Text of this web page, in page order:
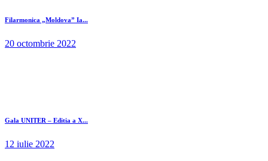
Filarmonica „Moldova” Ia...
20 octombrie 2022
Gala UNITER – Editia a X...
12 iulie 2022